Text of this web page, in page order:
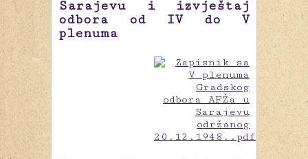
Sarajevu i izvještaj
odbora od IV do V
plenuma